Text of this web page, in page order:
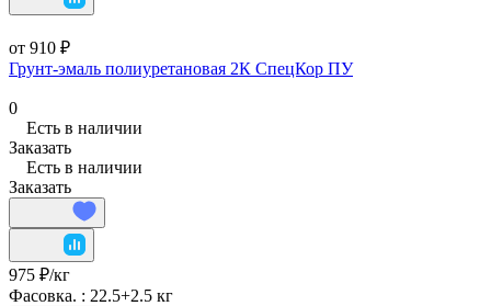
от 910 ₽
Грунт-эмаль полиуретановая 2К СпецКор ПУ
0
Есть в наличии
Заказать
Есть в наличии
Заказать
975 ₽/кг
Фасовка. : 22.5+2.5 кг